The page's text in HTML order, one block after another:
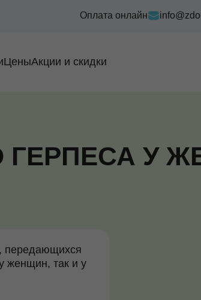
Оплата онлайн
ЦеныАкции и скидки
ГЕРПЕСА У
передающихся
женщин, так и у